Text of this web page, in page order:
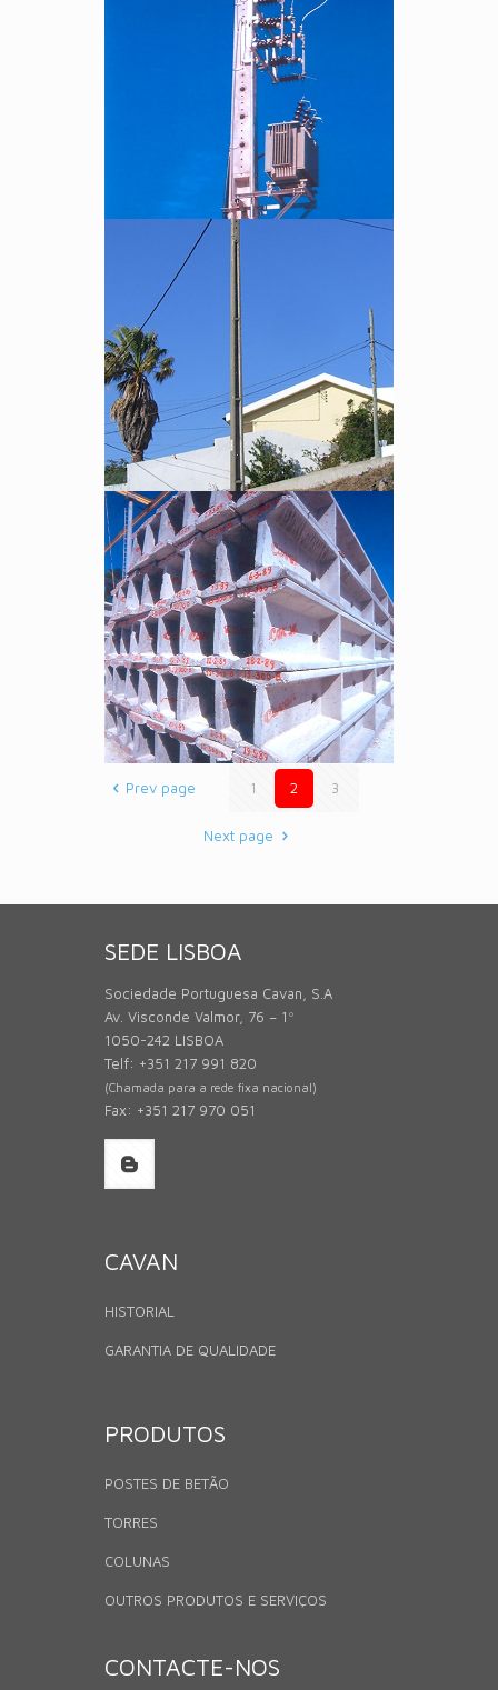
Prev page 1 2 3
Next page
SEDE LISBOA
Sociedade Portuguesa Cavan, S.A
Av. Visconde Valmor, 76 – 1º
1050-242 LISBOA
Telf: +351 217 991 820
(Chamada para a rede fixa nacional)
Fax: +351 217 970 051
CAVAN
HISTORIAL
GARANTIA DE QUALIDADE
PRODUTOS
POSTES DE BETÃO
TORRES
COLUNAS
OUTROS PRODUTOS E SERVIÇOS
CONTACTE-NOS